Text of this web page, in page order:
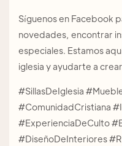
Síguenos en Facebook
novedades, encontrar
especiales. Estamos
iglesia y ayudarte a
#SillasDeIglesia
#ComunidadCristiana
#ExperienciaDeCulto
#DiseñoDeInteriores